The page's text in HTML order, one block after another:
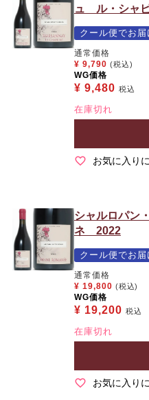
ュ ル・シャ
クール便でお届
通常価格
¥ 9,790 (税込)
WG価格
¥ 9,480 税込
在庫切れ
お気に入り
シャルロパン
ネ 2022
クール便でお届
通常価格
¥ 19,800 (税込)
WG価格
¥ 19,200 税込
在庫切れ
お気に入り